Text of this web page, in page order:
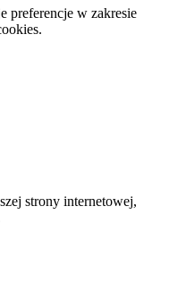
preferencje w zakresie
strony internetowej,